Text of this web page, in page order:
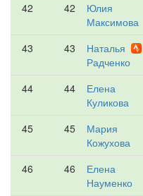
42 42
Юлия
Максимова
43 43
Наталья
Радченко
44 44
Елена
Куликова
45 45
Мария
Кожухова
46 46
Елена
Науменко